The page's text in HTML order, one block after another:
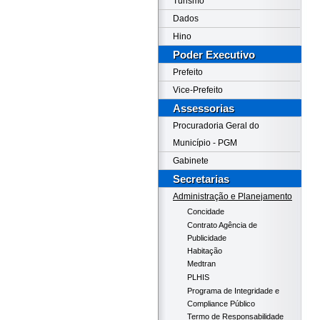
Dados
Hino
Poder Executivo
Prefeito
Vice-Prefeito
Assessorias
Procuradoria Geral do
Município - PGM
Gabinete
Secretarias
Administração e Planejamento
Concidade
Contrato Agência de
Publicidade
Habitação
Medtran
PLHIS
Programa de Integridade e
Compliance Público
Termo de Responsabilidade